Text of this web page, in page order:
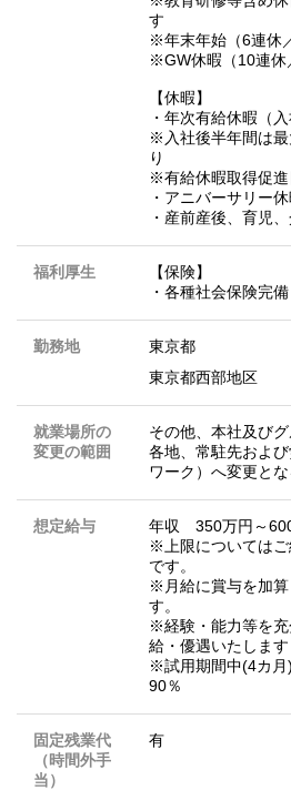
す
※年末年始（6連休
※GW休暇（10連休
【休暇】
・年次有給休暇（
※入社後半年間は
り
※有給休暇取得促進
・アニバーサリー休
・産前産後、育児
福利厚生
【保険】
・各種社会保険完備
勤務地
東京都
東京都西部地区
就業場所の
変更の範囲
その他、本社及び
各地、常駐先およ
ワーク）へ変更とな
想定給与
年収 350万円～
※上限については
です。
※月給に賞与を加算
す。
※経験・能力等を
給・優遇いたします
※試用期間中(4カ月
90％
固定残業代
（時間外手
当）
有